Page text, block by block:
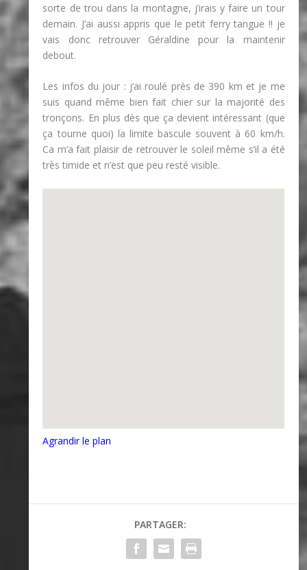
sorte de trou dans la montagne, j’irais y faire un tour
demain. J’ai aussi appris que le petit ferry tangue !! je
vais donc retrouver Géraldine pour la maintenir
debout.
Les infos du jour : j’ai roulé près de 390 km et je me
suis quand même bien fait chier sur la majorité des
tronçons. En plus dès que ça devient intéressant (que
ça tourne quoi) la limite bascule souvent à 60 km/h.
Ca m’a fait plaisir de retrouver le soleil même s’il a été
très timide et n’est que peu resté visible.
Agrandir le plan
PARTAGER: